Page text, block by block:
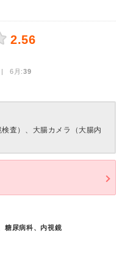
2.56
6月:39
査）、大腸カメラ（大腸内
糖尿病科、内視鏡